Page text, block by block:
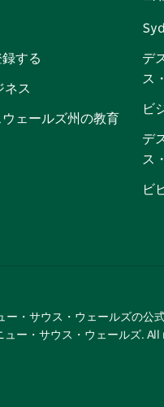
ラ
ト ス
する
ネス
ェールズ州の教育
デ
ス
ビ
デ
ス
ビ
・サウス・ウェールズの公
ュー・サウス・ウェールズ.